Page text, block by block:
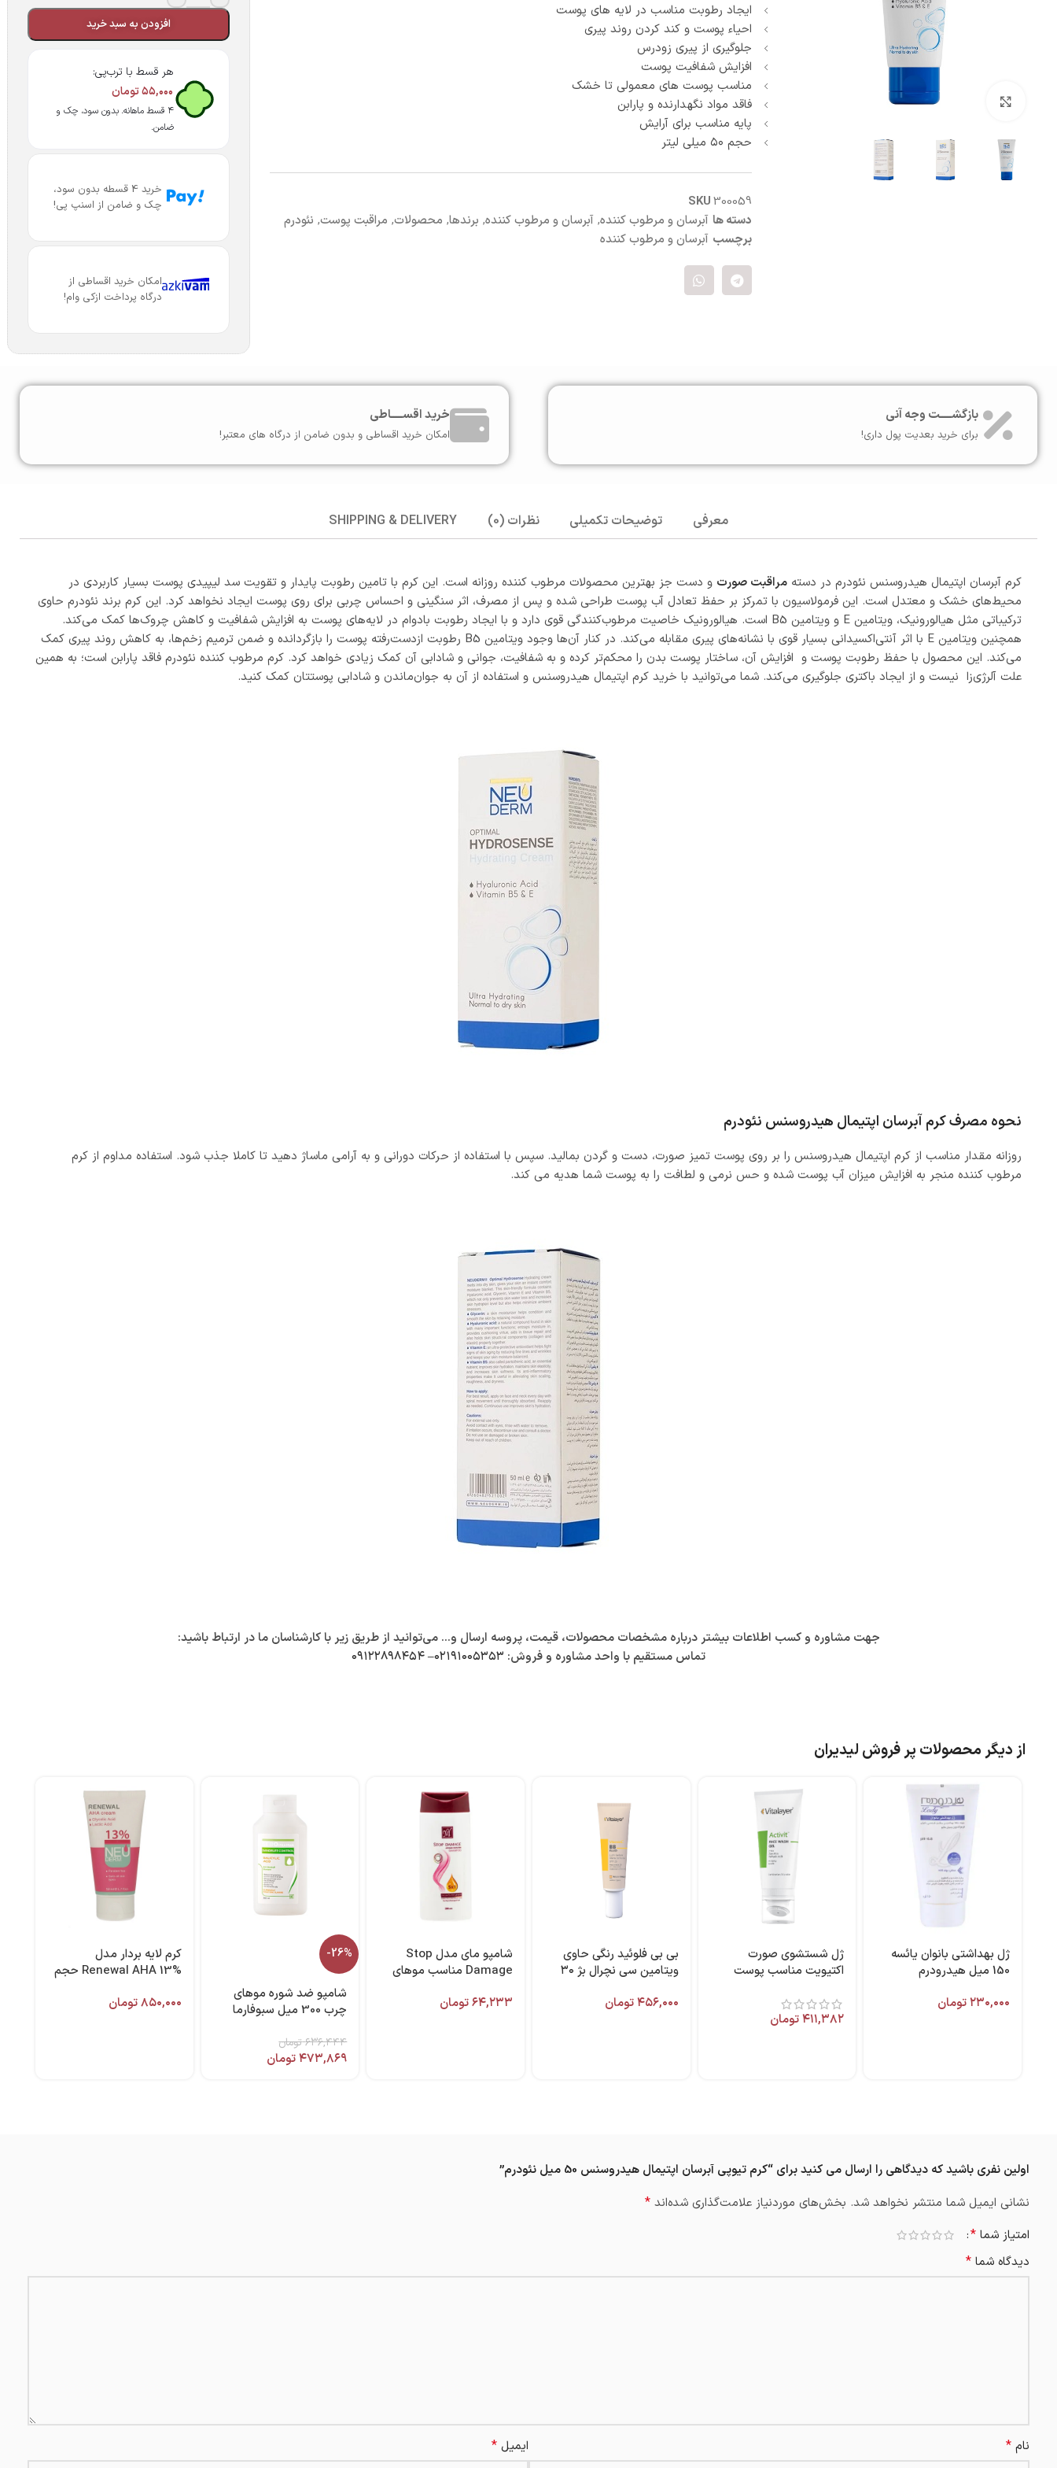
سفت کننده صورت
درمان منافذ باز
ست مراقبت صورت
پنبه و پد آرایش پاک کن
بزرگنمایی تصویر
ایجاد رطوبت مناسب در لایه های پوست
احیاء پوست و کند کردن روند پیری
جلوگیری از پیری زودرس
افزایش شفافیت پوست
مناسب پوست‌ های معمولی تا خشک
فاقد مواد نگهدارنده و پارابن
پایه مناسب برای آرایش
حجم ۵۰ میلی لیتر
SKU300059
دسته ها آبرسان و مرطوب کننده, آبرسان و مرطوب کننده, برندها, محصولات, مراقبت پوست, نئودرم
برچسب آبرسان و مرطوب کننده
افزودن به سبد خرید
هر قسط با ترب‌پی:
۵۵,۰۰۰تومان
۴ قسط ماهانه. بدون سود، چک و
ضامن.
خرید 4 قسطه بدون سود،
چک و ضامن از اسنپ پی!
امکان خرید اقساطی از
درگاه پرداخت ازکی وام!
بازگشـــــت وجه آنی
برای خرید بعدیت پول داری!
خرید اقســـــاطی
امکان خرید اقساطی و بدون ضامن از درگاه های معتبر!
معرفی توضیحات تکمیلی نظرات (0) SHIPPING & DELIVERY
کرم آبرسان اپتیمال هیدروسنس نئودرم در دسته مراقبت صورت و دست جز بهترین محصولات مرطوب کننده روزانه است. این کرم با تامین رطوبت پایدار و تقویت سد لیپیدی پوست بسیار کاربردی در
محیط‌های خشک و معتدل است. این فرمولاسیون با تمرکز بر حفظ تعادل آب پوست طراحی شده و پس از مصرف، اثر سنگینی و احساس چربی برای روی پوست ایجاد نخواهد کرد. این کرم برند نئودرم حاوی
ترکیباتی مثل هیالورونیک، ویتامین E و ویتامین B5 است. هیالورونیک خاصیت مرطوب‌کنندگی قوی دارد و با ایجاد رطوبت بادوام در لایه‌های پوست به افزایش شفافیت و کاهش چروک‌ها کمک می‌کند.
همچنین ویتامین E با اثر آنتی‌اکسیدانی بسیار قوی با نشانه‌های پیری مقابله می‌کند. در کنار آن‌ها وجود ویتامین B5 رطوبت ازدست‌رفته‌ پوست را بازگردانده و ضمن ترمیم زخم‌ها، به کاهش روند پیری کمک
می‌کند. این محصول با حفظ رطوبت پوست و افزایش آن، ساختار پوست بدن را محکم‌تر کرده و به شفافیت، جوانی و شادابی آن کمک زیادی خواهد کرد. کرم مرطوب کننده نئودرم فاقد پارابن است؛ به همین
علت آلرژی‌زا نیست و از ایجاد باکتری جلوگیری می‌کند. شما می‌توانید با خرید کرم اپتیمال هیدروسنس و استفاده از آن به جوان‌ماندن و شادابی پوستتان کمک کنید.
نحوه مصرف کرم آبرسان اپتیمال هیدروسنس نئودرم
روزانه مقدار مناسب از کرم اپتیمال هیدروسنس را بر روی پوست تمیز صورت، دست و گردن بمالید. سپس با استفاده از حرکات دورانی و به آرامی ماساژ دهید تا کاملا جذب شود. استفاده مداوم از کرم
مرطوب کننده منجر به افزایش میزان آب پوست شده و حس نرمی و لطافت را به پوست شما هدیه می کند.
جهت مشاوره و کسب اطلاعات بیشتر درباره مشخصات محصولات، قیمت، پروسه ارسال و… می‌توانید از طریق زیر با کارشناسان ما در ارتباط باشید:
تماس مستقیم با واحد مشاوره و فروش: ۰۲۱۹۱۰۰۵۳۵۳–۰۹۱۲۲۸۹۸۴۵۴
از دیگر محصولات پر فروش لیدیران
ژل بهداشتی بانوان یائسه
150 میل هیدرودرم
۲۳۰,۰۰۰تومان
ژل شستشوی صورت
اکتیویت مناسب پوست
۴۱۱,۳۸۲تومان
بی بی فلوئید رنگی حاوی
ویتامین سی نچرال بژ ۳۰
۴۵۶,۰۰۰تومان
شامپو مای مدل Stop
Damage مناسب موهای
۶۴,۲۳۳تومان
-26%
شامپو ضد شوره موهای
چرب 300 میل سبوفارما
۶۳۶,۴۴۴تومان
۴۷۳,۸۶۹تومان
کرم لایه بردار مدل
Renewal AHA 13% حجم
۸۵۰,۰۰۰تومان
اولین نفری باشید که دیدگاهی را ارسال می کنید برای “کرم تیوپی آبرسان اپتیمال هیدروسنس 50 میل نئودرم”
نشانی ایمیل شما منتشر نخواهد شد. بخش‌های موردنیاز علامت‌گذاری شده‌اند *
امتیاز شما *
دیدگاه شما *
نام * ایمیل *